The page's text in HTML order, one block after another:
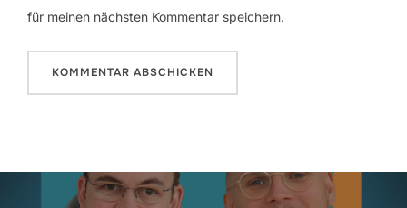
für meinen nächsten Kommentar speichern.
Beitragsnavigation